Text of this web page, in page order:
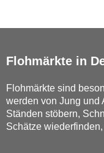
Flohmärkte in
Flohmärkte sind
werden von Jung und
Ständen stöbern,
Schätze